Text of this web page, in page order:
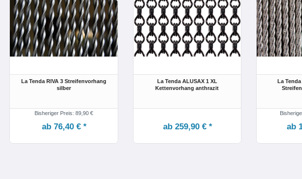
La Tenda RIVA 3 Streifenvorhang
silber
Bisheriger Preis: 89,90 €
ab 76,40 € *
La Tenda ALUSAX 1 XL
Kettenvorhang anthrazit
ab 259,90 € *
La
ab